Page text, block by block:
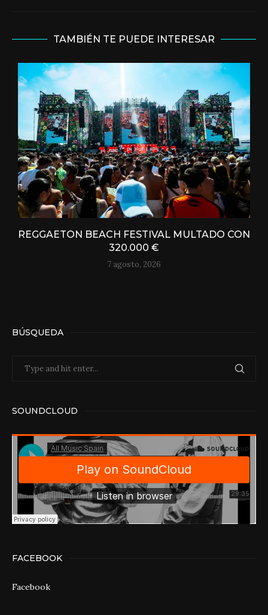
TAMBIÉN TE PUEDE INTERESAR
REGGAETON BEACH FESTIVAL MULTADO CON
320.000 €
7 agosto, 2026
BÚSQUEDA
SOUNDCLOUD
FACEBOOK
Facebook